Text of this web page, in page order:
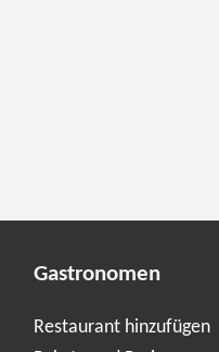
Gastronomen
Restaurant hinzufügen